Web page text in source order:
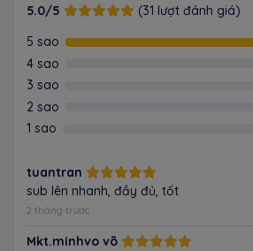
5.0/5
(31 lượt đánh giá)
5 sao
4 sao
3 sao
2 sao
1 sao
tuantran
sub lên nhanh, đầy đủ, tốt
2 tháng trước
Mkt.minhvo võ